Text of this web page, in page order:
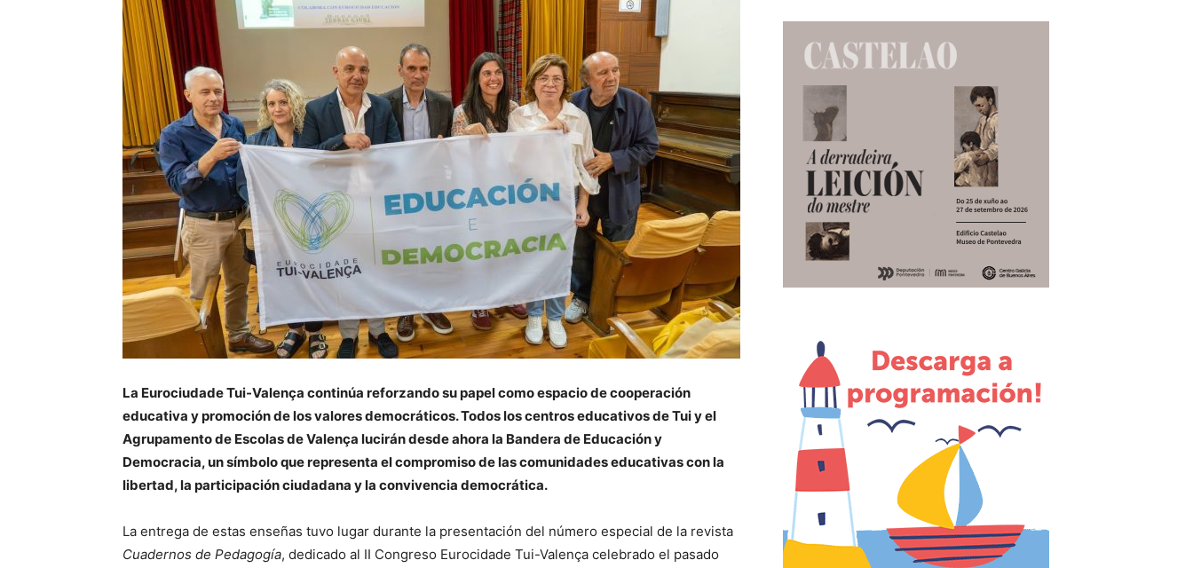
La Eurociudade Tui-Valença continúa reforzando su papel como espacio de cooperación
educativa y promoción de los valores democráticos. Todos los centros educativos de Tui y el
Agrupamento de Escolas de Valença lucirán desde ahora la Bandera de Educación y
Democracia, un símbolo que representa el compromiso de las comunidades educativas con la
libertad, la participación ciudadana y la convivencia democrática.
La entrega de estas enseñas tuvo lugar durante la presentación del número especial de la revista
Cuadernos de Pedagogía, dedicado al II Congreso Eurocidade Tui-Valença celebrado el pasado